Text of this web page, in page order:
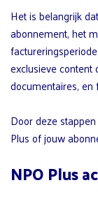
Het is belangrijk
abonnement, het
exclusieve content
documentaires,
Door deze
Plus of jouw
NPO Plus